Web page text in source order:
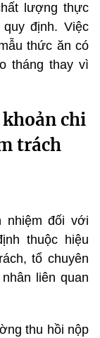
lượng thực
định. Việc
thức ăn có
tháng thay vì
chi
trách
nhiệm đối với
thuộc hiệu
tổ chuyên
liên quan
thu hồi nộp